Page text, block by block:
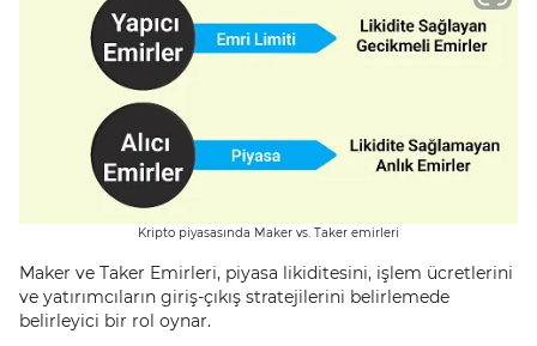
Kripto piyasasında Maker vs. Taker emirleri
Maker ve Taker Emirleri, piyasa likiditesini, işlem ücretlerini
ve yatırımcıların giriş-çıkış stratejilerini belirlemede
belirleyici bir rol oynar.